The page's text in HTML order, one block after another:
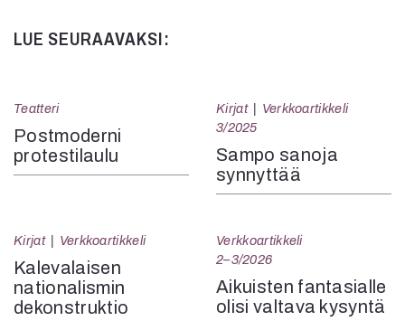
LUE SEURAAVAKSI:
Teatteri
Postmoderni
protestilaulu
Kirjat
Verkkoartikkeli
3/2025
Sampo sanoja
synnyttää
Kirjat Verkkoartikkeli
Kalevalaisen
nationalismin
dekonstruktio
Verkkoartikkeli
2–3/2026
Aikuisten fantasialle
olisi valtava kysyntä